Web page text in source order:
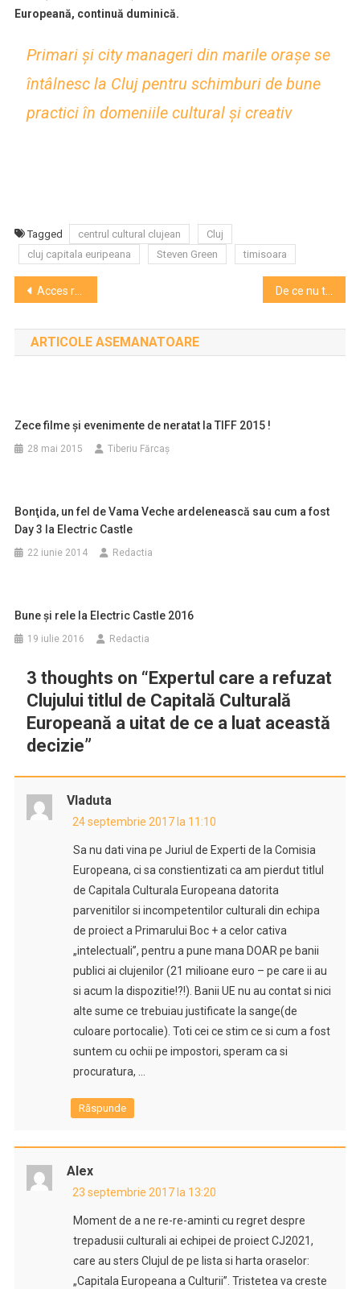
Europeană, continuă duminică.
Primari și city manageri din marile orașe se
întâlnesc la Cluj pentru schimburi de bune
practici în domeniile cultural și creativ
Tagged centrul cultural clujean
Cluj
cluj capitala euripeana
Steven Green timisoara
Navigare
în
articole
Acces restricționat la Muzeul din Ciucea ca urmare a fenomenelor meteorologice extreme
ARTICOLE ASEMANATOARE
Zece filme şi evenimente de neratat la TIFF 2015 !
28 mai 2015 Tiberiu Fărcaş
Bonţida, un fel de Vama Veche ardelenească sau cum a fost
Day 3 la Electric Castle
22 iunie 2014 Redactia
Bune şi rele la Electric Castle 2016
19 iulie 2016 Redactia
3 thoughts on “Expertul care a refuzat
Clujului titlul de Capitală Culturală
Europeană a uitat de ce a luat această
decizie”
Vladuta
24 septembrie 2017 la 11:10
Sa nu dati vina pe Juriul de Experti de la Comisia
Europeana, ci sa constientizati ca am pierdut titlul
de Capitala Culturala Europeana datorita
parvenitilor si incompetentilor culturali din echipa
de proiect a Primarului Boc + a celor cativa
„intelectuali”, pentru a pune mana DOAR pe banii
publici ai clujenilor (21 milioane euro – pe care ii au
si acum la dispozitie!?!). Banii UE nu au contat si nici
alte sume ce trebuiau justificate la sange(de
culoare portocalie). Toti cei ce stim ce si cum a fost
suntem cu ochii pe impostori, speram ca si
procuratura, …
Răspunde
Alex
23 septembrie 2017 la 13:20
Moment de a ne re-re-aminti cu regret despre
trepadusii culturali ai echipei de proiect CJ2021,
care au sters Clujul de pe lista si harta oraselor:
„Capitala Europeana a Culturii”. Tristetea va creste